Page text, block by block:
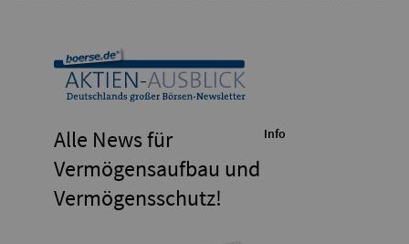
Alle News für
Vermögensaufbau und
Vermögensschutz!
Info